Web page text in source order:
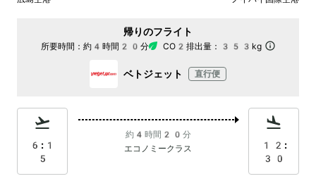
帰りのフライト
所要時間： 約4時間20分 CO2排出量： 353kg
ベトジェット 直行便
6:1
5
約4時間20分
エコノミークラス
12:
30